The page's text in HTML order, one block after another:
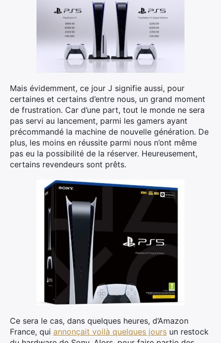
Mais évidemment, ce jour J signifie aussi, pour
certaines et certains d’entre nous, un grand moment
de frustration. Car d’une part, tout le monde ne sera
pas servi au lancement, parmi les gamers ayant
précommandé la machine de nouvelle génération. De
plus, les moins en réussite parmi nous n’ont même
pas eu la possibilité de la réserver. Heureusement,
certains revendeurs sont prêts.
Ce sera le cas, dans quelques heures, d’Amazon
France, qui annonçait voilà quelques jours un restock